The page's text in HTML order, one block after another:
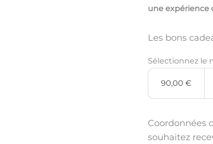
une expérience
Les bons
Sélectionnez le
90,00 €
Coordonnées
souhaitez